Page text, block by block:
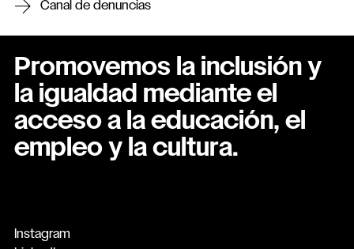
Canal de denuncias
Promovemos la inclusión y
la igualdad mediante el
acceso a la educación, el
empleo y la cultura.
Instagram